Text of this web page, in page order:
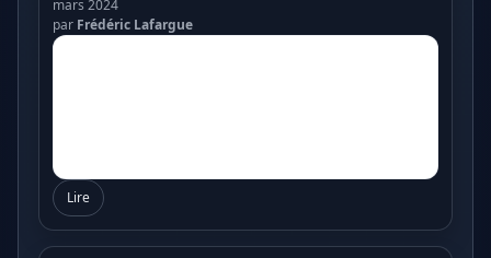
mars 2024
par Frédéric Lafargue
Lire